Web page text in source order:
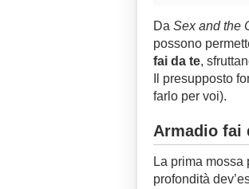
Da Sex and the
possono
fai da te,
Il presupposto
farlo per voi).
Armadio fai
La prima
profondità